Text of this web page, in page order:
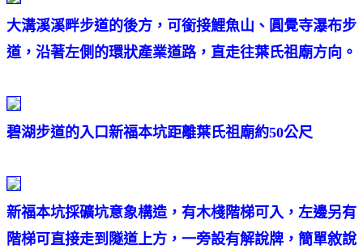
大溝溪溪畔步道的後方，可銜接鯉魚山、圓覺寺瀑布步
道，沿著左側的環狀產業道路，直走往葉氏祖廟方向。
碧湖步道的入口新福本坑距離葉氏祖廟約50公尺
新福本坑採礦坑意象構造，有木棧階梯可入，左邊另有
階梯可直接走到隧道上方，一旁設有解說牌，簡單敘說